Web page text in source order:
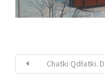
Chatki Qdłatki.